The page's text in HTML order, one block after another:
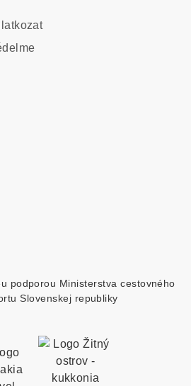
podporou Ministerstva cestovného
Slovenskej republiky